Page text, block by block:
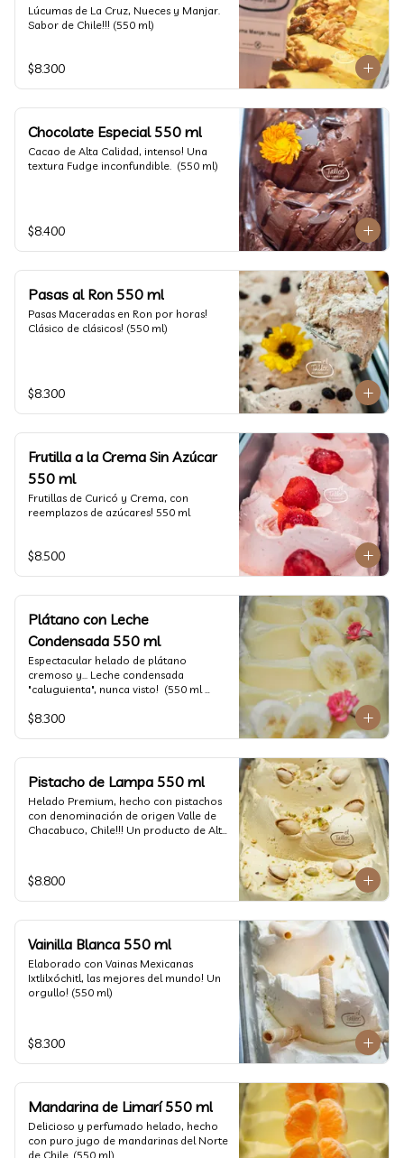
Lúcumas de La Cruz, Nueces y Manjar.
Sabor de Chile!!! (550 ml)
$8.300
Chocolate Especial 550 ml
Cacao de Alta Calidad, intenso! Una
textura Fudge inconfundible.  (550 ml)
$8.400
Pasas al Ron 550 ml
Pasas Maceradas en Ron por horas!
Clásico de clásicos! (550 ml)
$8.300
Frutilla a la Crema Sin Azúcar
550 ml
Frutillas de Curicó y Crema, con
reemplazos de azúcares! 550 ml
$8.500
Plátano con Leche
Condensada 550 ml
Espectacular helado de plátano
cremoso y... Leche condensada
"caluguienta", nunca visto!  (550 ml
$8.300
Pistacho de Lampa 550 ml
Helado Premium, hecho con pistachos
con denominación de origen Valle de
Chacabuco, Chile!!! Un producto de Alta
$8.800
Vainilla Blanca 550 ml
Elaborado con Vainas Mexicanas
Ixtlilxóchitl, las mejores del mundo! Un
orgullo! (550 ml)
$8.300
Mandarina de Limarí 550 ml
Delicioso y perfumado helado, hecho
con puro jugo de mandarinas del Norte
de Chile. (550 ml)